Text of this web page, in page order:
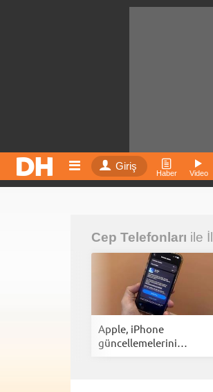
Giriş
Haber Video
Cep Telefonları ile
Apple, iPhone
güncellemelerini
hızlandırdı...